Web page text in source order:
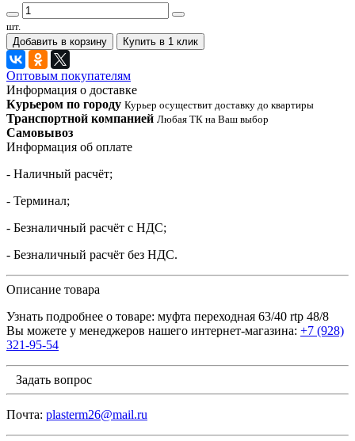
шт.
Добавить в корзину
Купить в 1 клик
Оптовым покупателям
Информация о доставке
Курьером по городу Курьер осуществит доставку до квартиры
Транспортной компанией Любая ТК на Ваш выбор
Самовывоз
Информация об оплате
- Наличный расчёт;
- Терминал;
- Безналичный расчёт с НДС;
- Безналичный расчёт без НДС.
Описание товара
Узнать подробнее о товаре: муфта переходная 63/40 rtp 48/8
Вы можете у менеджеров нашего интернет-магазина: +7 (928)
321-95-54
Задать вопрос
Почта: plasterm26@mail.ru